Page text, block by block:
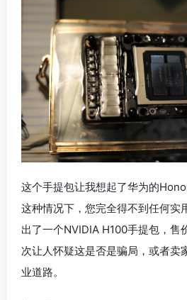
这个手提包让我想起了华为的
这种情况下，您完全得不到任何实
出了一个NVIDIA H100手提包，售
次让人怀疑这是否是骗局，或者卖
业道路。